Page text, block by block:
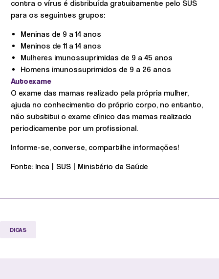
contra o vírus é distribuída gratuitamente pelo SUS
para os seguintes grupos:
Meninas de 9 a 14 anos
Meninos de 11 a 14 anos
Mulheres imunossuprimidas de 9 a 45 anos
Homens imunossuprimidos de 9 a 26 anos
Autoexame
O exame das mamas realizado pela própria mulher,
ajuda no conhecimento do próprio corpo, no entanto,
não substitui o exame clínico das mamas realizado
periodicamente por um profissional.
Informe-se, converse, compartilhe informações!
Fonte: Inca | SUS | Ministério da Saúde
DICAS